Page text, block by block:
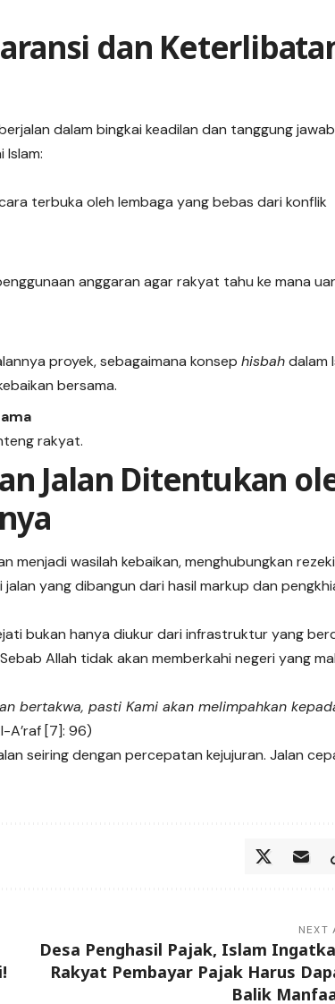
dan
dalam bingkai keadilan dan tanggung
Islam:
terbuka oleh lembaga yang bebas dari konflik
anggaran agar rakyat tahu ke mana
proyek, sebagaimana konsephisbahdalam
bersama.
rakyat.
Jalan Ditentukan
menjadi wasilah kebaikan, menghubungkan
yang dibangun dari hasil markup dan
bukan hanya diukur dari infrastruktur yang
Allah tidak akan memberkahi negeri yang
bertakwa, pasti Kami akan melimpahkan
A’raf [7]: 96)
seiring dengan percepatan kejujuran. Jalan
NEXT
Desa Penghasil Pajak, Islam
Rakyat Pembayar Pajak Harus
Balik